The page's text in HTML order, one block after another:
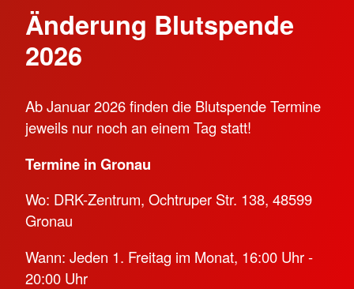
Änderung Blutspende
2026
Ab Januar 2026 finden die Blutspende Termine
jeweils nur noch an einem Tag statt!
Termine in Gronau
Wo: DRK-Zentrum, Ochtruper Str. 138, 48599
Gronau
Wann: Jeden 1. Freitag im Monat, 16:00 Uhr -
20:00 Uhr